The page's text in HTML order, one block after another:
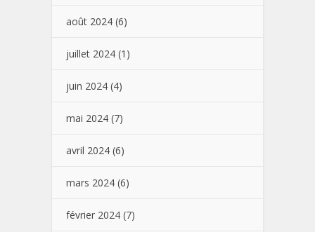
août 2024 (6)
juillet 2024 (1)
juin 2024 (4)
mai 2024 (7)
avril 2024 (6)
mars 2024 (6)
février 2024 (7)